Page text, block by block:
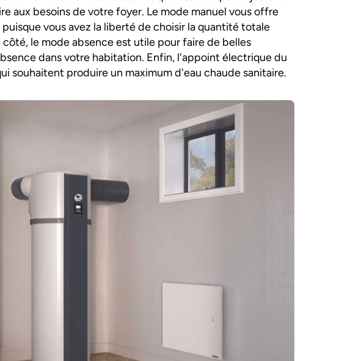
aux besoins de votre foyer. Le mode manuel vous offre
vous avez la liberté de choisir la quantité totale
le mode absence est utile pour faire de belles
dans votre habitation. Enfin, l'appoint électrique du
souhaitent produire un maximum d'eau chaude sanitaire.